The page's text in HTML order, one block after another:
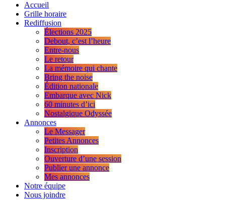
Accueil
Grille horaire
Rediffusion
Élections 2025
Debout, c’est l’heure
Entre-nous
Le retour
La mémoire qui chante
Bring the noise
Édition nationale
Embarque avec Nick
60 minutes d’ici
Nostalgique Odyssée
Annonces
Le Messager
Petites Annonces
Inscription
Ouverture d’une session
Publier une annonce
Mes annonces
Notre équipe
Nous joindre